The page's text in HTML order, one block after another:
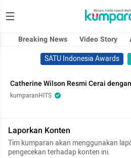
Breaking News Video Story
SATU Indonesia Awards
Catherine Wilson Resmi Cerai
kumparanHITS
Laporkan Konten
Tim kumparan akan menggunakan
pengecekan terhadap konten ini.